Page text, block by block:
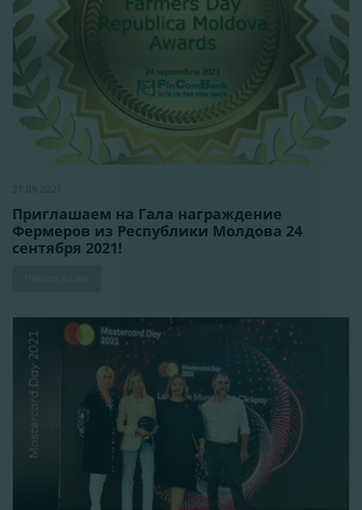
21.09.2021
Приглашаем на Гала награждение
Фермеров из Республики Молдова 24
сентября 2021!